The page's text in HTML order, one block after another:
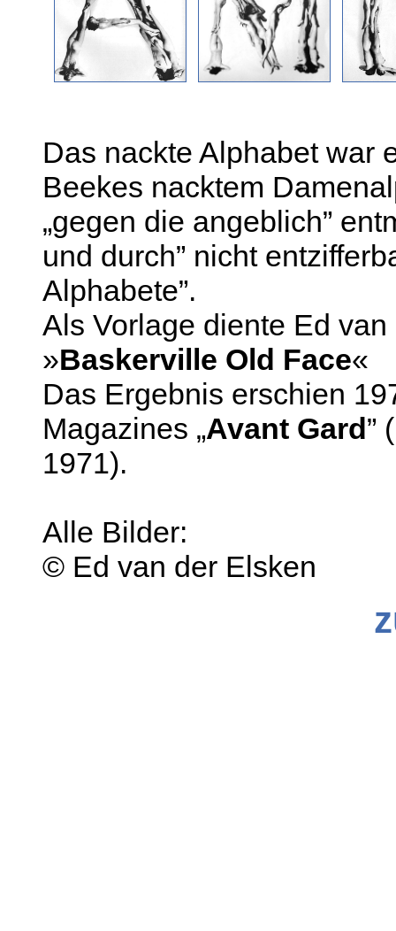
Das nackte Alphabet war
Beekes nacktem
„gegen die angeblich”
und durch” nicht
Alphabete”.
Als Vorlage diente Ed
»Baskerville Old Face«
Das Ergebnis erschien
Magazines „Avant Gard”
1971).
Alle Bilder:
© Ed van der Elsken